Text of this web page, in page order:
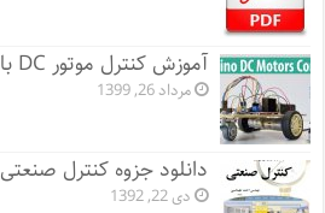
آموزش کنترل موتور DC با آردوینو
مرداد 26, 1399
دانلود جزوه کنترل صنعتی
دی 22, 1392